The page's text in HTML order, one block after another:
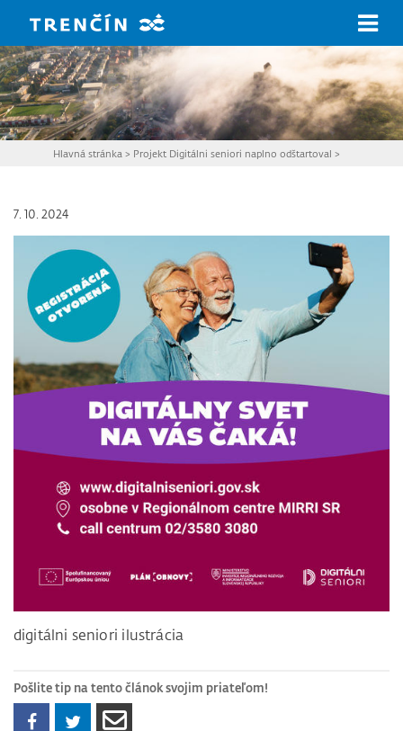
Hlavná stránka > Projekt Digitálni seniori naplno odštartoval >
7. 10. 2024
digitálni seniori ilustrácia
Pošlite tip na tento článok svojim priateľom!